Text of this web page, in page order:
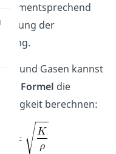
dementsprechend
der
und Gasen kannst
Formel die
berechnen: